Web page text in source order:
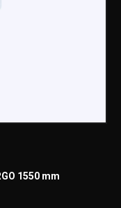
1550 mm